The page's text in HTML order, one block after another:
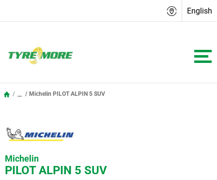
English
... Michelin PILOT ALPIN 5 SUV
Michelin
PILOT ALPIN 5 SUV